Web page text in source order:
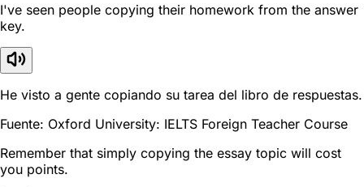
I've seen people copying their homework from the answer
key.
He visto a gente copiando su tarea del libro de respuestas.
Fuente: Oxford University: IELTS Foreign Teacher Course
Remember that simply copying the essay topic will cost
you points.